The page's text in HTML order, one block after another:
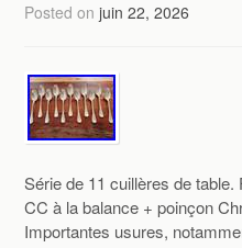
Posted onjuin 22, 2026
Série de 11 cuillères de
CC à la balance + poinçon
Importantes usures,